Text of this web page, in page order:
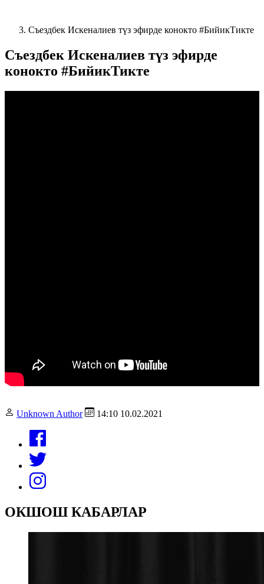
Съездбек Искеналиев түз эфирде конокто #БийикТикте
Съездбек Искеналиев түз эфирде
конокто #БийикТикте
Unknown Author 14:10 10.02.2021
ОКШОШ КАБАРЛАР